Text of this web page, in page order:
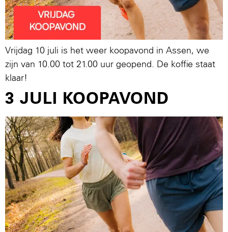
Vrijdag 10 juli is het weer koopavond in Assen, we
zijn van 10.00 tot 21.00 uur geopend. De koffie staat
klaar!
3 JULI KOOPAVOND